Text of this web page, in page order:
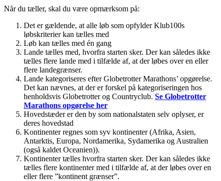
Når du tæller, skal du være opmærksom på:
Det er gældende, at alle løb som opfylder Klub100s
løbskriterier kan tælles med
Løb kan tælles med én gang
Lande tælles med, hvorfra starten sker. Der kan således ikke
tælles flere lande med i tilfælde af, at der løbes over en eller
flere landegrænser.
Lande kategoriseres efter Globetrotter Marathons’ opgørelse.
Det kan nævnes, at der er forskel på kategoriseringen hos
henholdsvis Globetrotter og Countryclub. Se Globetrotter
Marathons opgørelse her
Hovedstæder er den by som nationalstaten selv oplyser, er
deres hovedstad
Kontinenter regnes som syv kontinenter (Afrika, Asien,
Antarktis, Europa, Nordamerika, Sydamerika og Australien
(også kaldet Oceanien)).
Kontinenter tælles hvorfra starten sker. Der kan således ikke
tælles flere kontinenter med i tilfælde af, at der løbes over en
eller flere ”kontinent grænser”.